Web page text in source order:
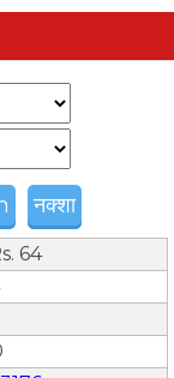
नक्शा
64